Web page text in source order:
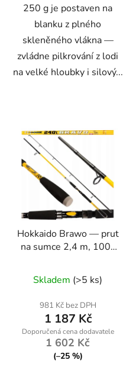
250 g je postaven na
blanku z plného
skleněného vlákna —
zvládne pilkrování z lodi
na velké hloubky i silový...
Hokkaido Brawo — prut
na sumce 2,4 m, 100–
Skladem (>5 ks)
981 Kč bez DPH
1 187 Kč
1 602 Kč
(–25 %)